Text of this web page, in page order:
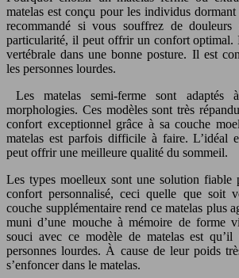
matelas est conçu pour les individus
recommandé si vous souffrez de douleurs
particularité, il peut offrir un confort optimal.
vertébrale dans une bonne posture. Il est
les personnes lourdes.
Les matelas semi-ferme sont
morphologies. Ces modèles sont très
confort exceptionnel grâce à sa couche
matelas est parfois difficile à faire. L’idéal
peut offrir une meilleure qualité du sommeil.
Les types moelleux sont une solution fiable
confort personnalisé, ceci quelle que soit
couche supplémentaire rend ce matelas plus
muni d’une mouche à mémoire de forme
souci avec ce modèle de matelas est qu’il
personnes lourdes. À cause de leur poids
s’enfoncer dans le matelas.